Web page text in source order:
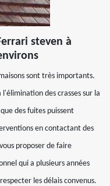
steven à
sont très importants.
des crasses sur la
des fuites puissent
en contactant des
proposer de faire
qui a plusieurs années
les délais convenus.